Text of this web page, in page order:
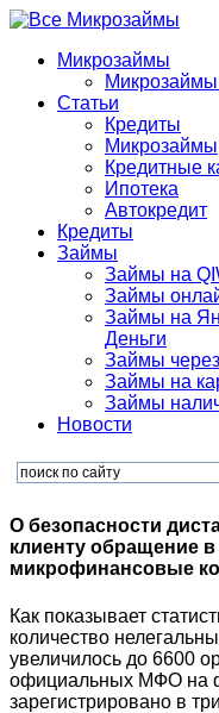
Микрозаймы
Статьи
Кредиты
Микрозаймы
Кредитные
Ипотека
Автокредит
Кредиты
Займы
Займы на
Займы
Займы на
Деньги
Займы
Займы на
Займы
Новости
О безопасности
клиенту обращение
микрофинансовые
Как показывает
количество
увеличилось до 6600
официальных МФО на
зарегистрировано в